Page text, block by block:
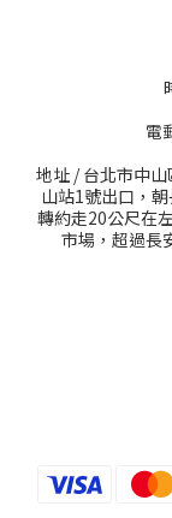
電
地址 / 台北市中
山站1號出口，
轉約走20公尺在
市場，超過長